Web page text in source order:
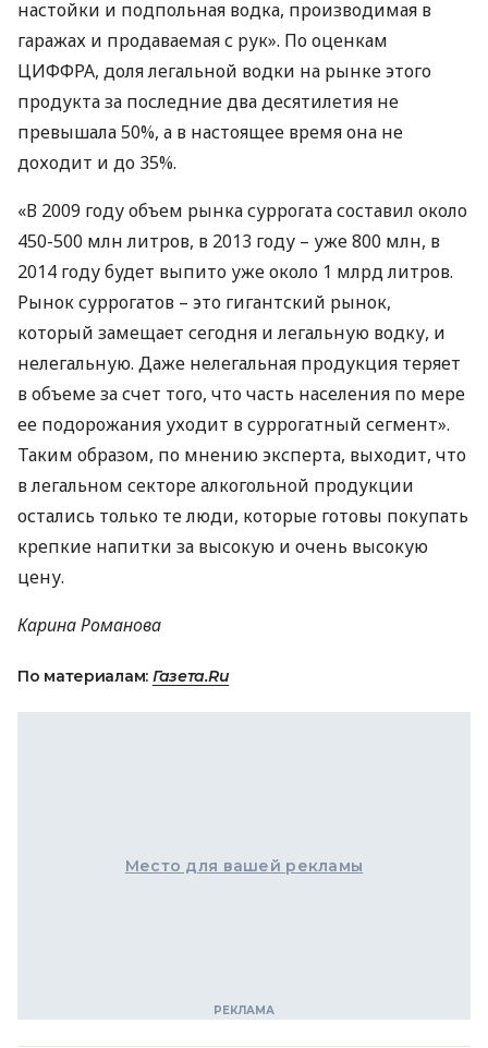
настойки и подпольная водка, производимая в
гаражах и продаваемая с рук». По оценкам
ЦИФФРА, доля легальной водки на рынке этого
продукта за последние два десятилетия не
превышала 50%, а в настоящее время она не
доходит и до 35%.
«В 2009 году объем рынка суррогата составил около
450-500 млн литров, в 2013 году – уже 800 млн, в
2014 году будет выпито уже около 1 млрд литров.
Рынок суррогатов – это гигантский рынок,
который замещает сегодня и легальную водку, и
нелегальную. Даже нелегальная продукция теряет
в объеме за счет того, что часть населения по мере
ее подорожания уходит в суррогатный сегмент».
Таким образом, по мнению эксперта, выходит, что
в легальном секторе алкогольной продукции
остались только те люди, которые готовы покупать
крепкие напитки за высокую и очень высокую
цену.
Карина Романова
По материалам: Газета.Ru
Место для вашей рекламы